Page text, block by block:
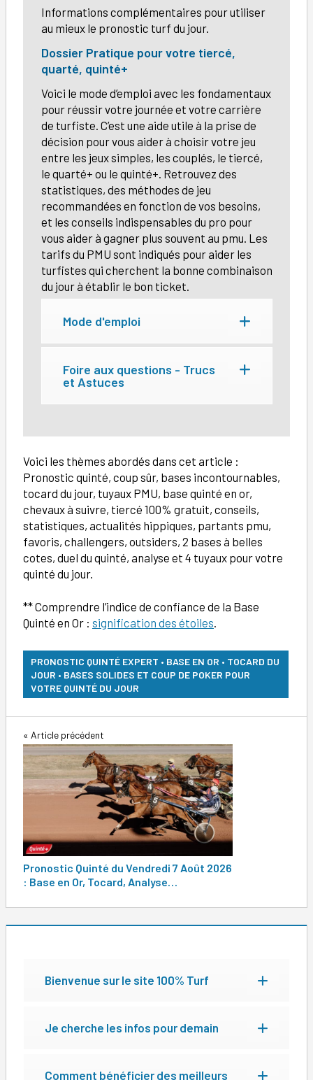
Informations complémentaires pour utiliser
au mieux le pronostic turf du jour.
Dossier Pratique pour votre tiercé,
quarté, quinté+
Voici le mode d’emploi avec les fondamentaux
pour réussir votre journée et votre carrière
de turfiste. C’est une aide utile à la prise de
décision pour vous aider à choisir votre jeu
entre les jeux simples, les couplés, le tiercé,
le quarté+ ou le quinté+. Retrouvez des
statistiques, des méthodes de jeu
recommandées en fonction de vos besoins,
et les conseils indispensables du pro pour
vous aider à gagner plus souvent au pmu. Les
tarifs du PMU sont indiqués pour aider les
turfistes qui cherchent la bonne combinaison
du jour à établir le bon ticket.
Mode d'emploi
Foire aux questions - Trucs
et Astuces
Voici les thèmes abordés dans cet article :
Pronostic quinté, coup sûr, bases incontournables,
tocard du jour, tuyaux PMU, base quinté en or,
chevaux à suivre, tiercé 100% gratuit, conseils,
statistiques, actualités hippiques, partants pmu,
favoris, challengers, outsiders, 2 bases à belles
cotes, duel du quinté, analyse et 4 tuyaux pour votre
quinté du jour.
** Comprendre l’indice de confiance de la Base
Quinté en Or : signification des étoiles
PRONOSTIC QUINTÉ EXPERT • BASE EN OR • TOCARD DU
JOUR • BASES SOLIDES ET COUP DE POKER POUR
VOTRE QUINTÉ DU JOUR
Navigation
de
l’article
Article précédent
Pronostic Quinté du Vendredi 7 Août 2026
: Base en Or, Tocard, Analyse…
Bienvenue sur le site 100% Turf
Je cherche les infos pour demain
Comment bénéficier des meilleurs